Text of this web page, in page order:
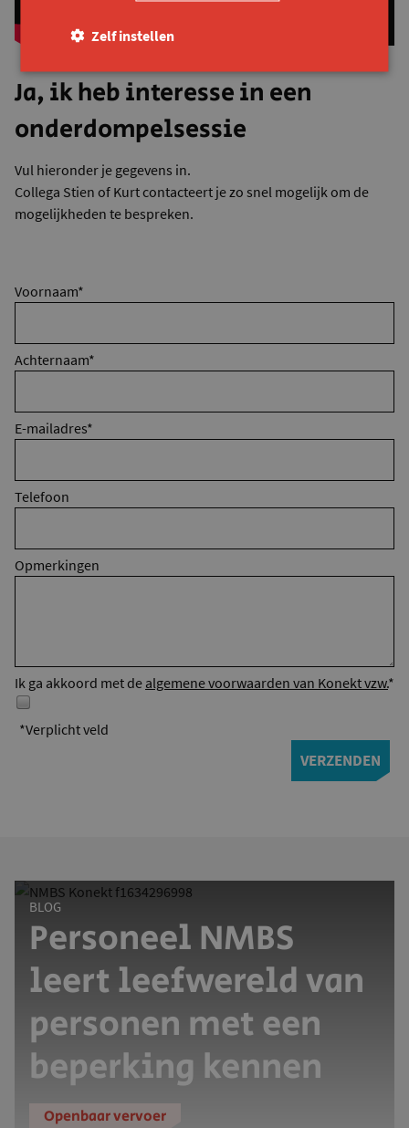
Ja, ik heb interesse in een
onderdompelsessie
Vul hieronder je gegevens in.
Collega Stien of Kurt contacteert je zo snel mogelijk om de
mogelijkheden te bespreken.
Voornaam*
Achternaam*
E-mailadres*
Telefoon
Opmerkingen
Ik ga akkoord met de algemene voorwaarden van Konekt vzw.*
*Verplicht veld
BLOG
Personeel NMBS
leert leefwereld van
personen met een
beperking kennen
Openbaar vervoer
Zelf instellen